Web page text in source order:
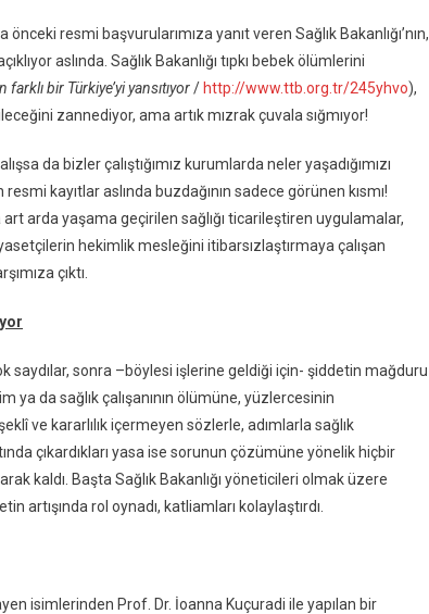
resmi başvurularımıza yanıt veren Sağlık Bakanlığı’nın,
aslında. Sağlık Bakanlığı tıpkı bebek ölümlerini
farklı bir Türkiye’yi yansıtıyor/ http://www.ttb.org.tr/245yhvo),
zannediyor, ama artık mızrak çuvala sığmıyor!
da bizler çalıştığımız kurumlarda neler yaşadığımızı
kayıtlar aslında buzdağının sadece görünen kısmı!
arda yaşama geçirilen sağlığı ticarileştiren uygulamalar,
hekimlik mesleğini itibarsızlaştırmaya çalışan
çıktı.
saydılar, sonra –böylesi işlerine geldiği için- şiddetin mağduru
ya da sağlık çalışanının ölümüne, yüzlercesinin
ve kararlılık içermeyen sözlerle, adımlarla sağlık
çıkardıkları yasa ise sorunun çözümüne yönelik hiçbir
kaldı. Başta Sağlık Bakanlığı yöneticileri olmak üzere
artışında rol oynadı, katliamları kolaylaştırdı.
isimlerinden Prof. Dr. İoanna Kuçuradi ile yapılan bir